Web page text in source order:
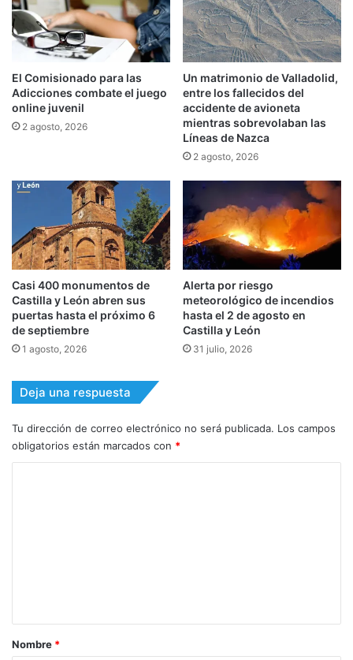
El Comisionado para las
Adicciones combate el juego
online juvenil
2 agosto, 2026
Un matrimonio de Valladolid,
entre los fallecidos del
accidente de avioneta
mientras sobrevolaban las
Líneas de Nazca
2 agosto, 2026
Casi 400 monumentos de
Castilla y León abren sus
puertas hasta el próximo 6
de septiembre
1 agosto, 2026
Alerta por riesgo
meteorológico de incendios
hasta el 2 de agosto en
Castilla y León
31 julio, 2026
Deja una respuesta
Tu dirección de correo electrónico no será publicada. Los campos
obligatorios están marcados con *
r
Nombre *